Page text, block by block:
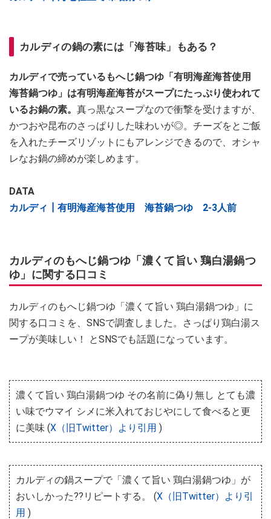
カルディの鍋の素には「海苔味」もある？
カルディで売っているもへじ鍋つゆ「有明海産海苔使用
海苔鍋つゆ」は有明海産海苔がスープにたっぷり使われて
いるお鍋の素。 真っ黒なスープなので衝撃を受けますが、
かつおや昆布のさっぱりした味わいが◎。チーズをとご飯
を入れたチーズリゾットにもアレンジできるので、オシャ
レなお鍋の締めが楽しめます。
DATA
カルディ┃有明海産海苔使用 海苔鍋つゆ 2-3人前
カルディのもへじ鍋つゆ「濃くて旨い 鶏白湯鍋つ
ゆ」に関する口コミ
カルディのもへじ鍋つゆ「濃くて旨い 鶏白湯鍋つゆ」に
関する口コミを、SNSで調査しました。さっぱり鶏白湯ス
ープが美味しい！ とSNSでも話題になっています。
濃くて旨い 鶏白湯鍋つゆ その名前に偽り無し とても濃
い味でウマイ シメに米入れておじやにして食べると更
に美味 (X（旧Twitter）より引用 )
カルディの鍋スープで「濃くて旨い 鶏白湯鍋つゆ」が
おいしかった??リピートする。 (X（旧Twitter）より引
用 )